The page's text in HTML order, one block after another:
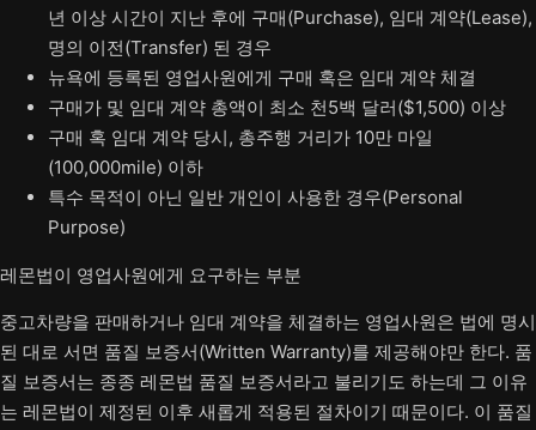
년 이상 시간이 지난 후에 구매(Purchase), 임대 계약(Lease),
명의 이전(Transfer) 된 경우
뉴욕에 등록된 영업사원에게 구매 혹은 임대 계약 체결
구매가 및 임대 계약 총액이 최소 천5백 달러($1,500) 이상
구매 혹 임대 계약 당시, 총주행 거리가 10만 마일
(100,000mile) 이하
특수 목적이 아닌 일반 개인이 사용한 경우(Personal
Purpose)
레몬법이 영업사원에게 요구하는 부분
중고차량을 판매하거나 임대 계약을 체결하는 영업사원은 법에 명시
된 대로 서면 품질 보증서(Written Warranty)를 제공해야만 한다. 품
질 보증서는 종종 레몬법 품질 보증서라고 불리기도 하는데 그 이유
는 레몬법이 제정된 이후 새롭게 적용된 절차이기 때문이다. 이 품질